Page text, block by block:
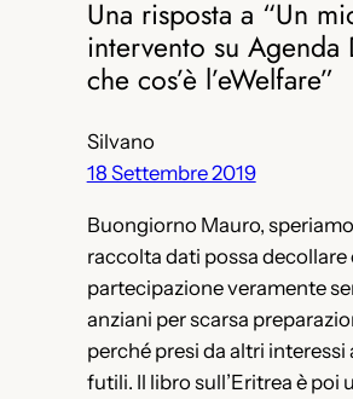
Una risposta a “Un
intervento su Agenda
che cos’è l’eWelfare”
Silvano
18 Settembre 2019
Buongiorno Mauro,
raccolta dati possa decollare
partecipazione veramente
anziani per scarsa
perché presi da altri interessi
futili. Il libro sull’Eritrea è poi